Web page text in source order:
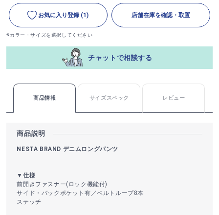
お気に入り登録 (1) 店舗在庫を確認・取置
※カラー・サイズを選択してください
チャットで相談する
商品情報 サイズスペック レビュー
商品説明
NESTA BRAND デニムロングパンツ
▼仕様
前開きファスナー(ロック機能付)
サイド・バックポケット有／ベルトループ8本
ステッチ